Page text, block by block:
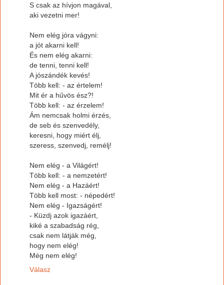
S csak az hívjon magával,
aki vezetni mer!
Nem elég jóra vágyni:
a jót akarni kell!
És nem elég akarni:
de tenni, tenni kell!
A jószándék kevés!
Több kell: - az értelem!
Mit ér a hűvös ész?!
Több kell: - az érzelem!
Ám nemcsak holmi érzés,
de seb és szenvedély,
keresni, hogy miért élj,
szeress, szenvedj, remélj!
Nem elég - a Világért!
Több kell: - a nemzetért!
Nem elég - a Hazáért!
Több kell most: - népedért!
Nem elég - Igazságért!
- Küzdj azok igazáért,
kiké a szabadság rég,
csak nem látják még,
hogy nem elég!
Még nem elég!
Válasz